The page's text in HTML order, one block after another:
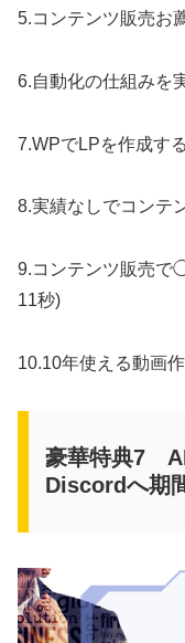
5.コンテンツ販売お
6.自動化の仕組みを
7.WPでLPを作成す
8.実績なしでコンテ
9.コンテンツ販売
11秒)
10.10年使える動画
豪華特典7 AI
Discordへ期